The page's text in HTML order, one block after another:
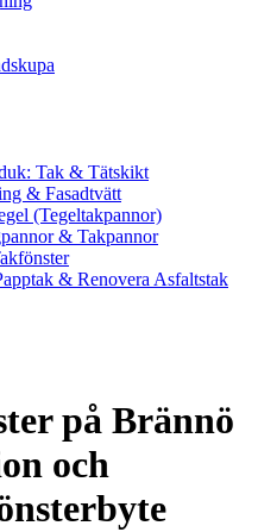
Tak & Tätskikt
& Fasadtvätt
(Tegeltakpannor)
& Takpannor
& Renovera Asfaltstak
på Brännö
och